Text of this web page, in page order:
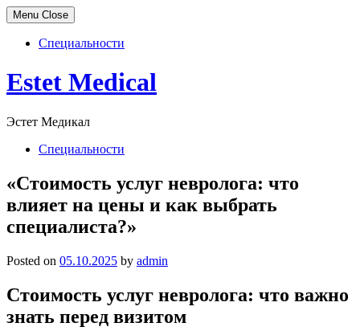
Menu Close
Специальности
Skip
to
Estet Medical
Эстет Медикал
Специальности
«Стоимость услуг невролога: что
влияет на цены и как выбрать
специалиста?»
Posted on 05.10.2025 by admin
Стоимость услуг невролога: что важно
знать перед визитом